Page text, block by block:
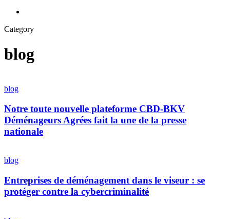
Category
blog
toute
plateforme
CBD-
BKV
Déménageurs
la
de
la
presse
blog
Notre toute nouvelle plateforme CBD-BKV
Déménageurs Agrées fait la une de la presse
nationale
de
dans
le
viseur
blog
Entreprises de déménagement dans le viseur : se
protéger contre la cybercriminalité